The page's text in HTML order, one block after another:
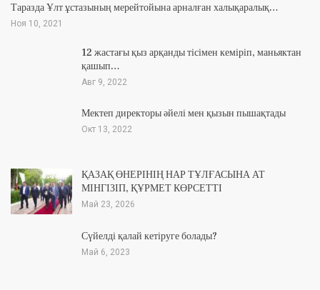
Таразда Ұлт ұстазының мерейтойына арналған халықаралық…
Ноя 10, 2021
12 жастағы қыз арқанды тісімен кеміріп, маньяктан
қашып…
Авг 9, 2022
Мектеп директоры әйелі мен қызын пышақтады
Окт 13, 2022
ҚАЗАҚ ӨНЕРІНІҢ НАР ТҰЛҒАСЫНА АТ
МІНГІЗІП, ҚҰРМЕТ КӨРСЕТТІ
Май 23, 2026
Сүйелді қалай кетіруге болады?
Май 6, 2023